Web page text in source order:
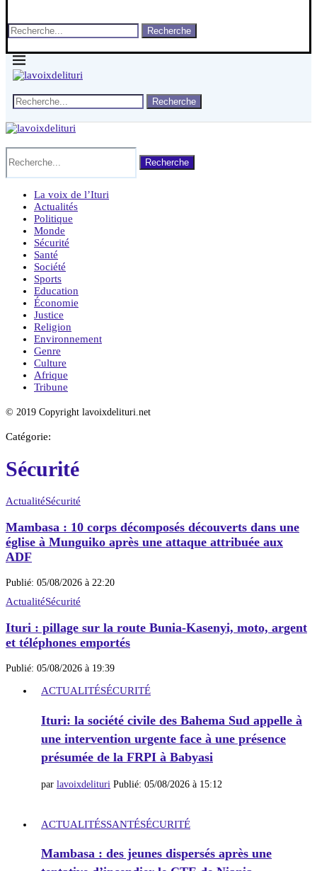
Recherche
Recherche
Recherche
La voix de l’Ituri
Actualités
Politique
Monde
Sécurité
Santé
Société
Sports
Education
Économie
Justice
Religion
Environnement
Genre
Culture
Afrique
Tribune
© 2019 Copyright lavoixdelituri.net
Catégorie:
Sécurité
ActualitéSécurité
Mambasa : 10 corps décomposés découverts dans une
église à Munguiko après une attaque attribuée aux
ADF
Publié: 05/08/2026 à 22:20
ActualitéSécurité
Ituri : pillage sur la route Bunia-Kasenyi, moto, argent
et téléphones emportés
Publié: 05/08/2026 à 19:39
ACTUALITÉSÉCURITÉ
Ituri: la société civile des Bahema Sud appelle à
une intervention urgente face à une présence
présumée de la FRPI à Babyasi
par lavoixdelituri Publié: 05/08/2026 à 15:12
ACTUALITÉSSANTÉSÉCURITÉ
Mambasa : des jeunes dispersés après une